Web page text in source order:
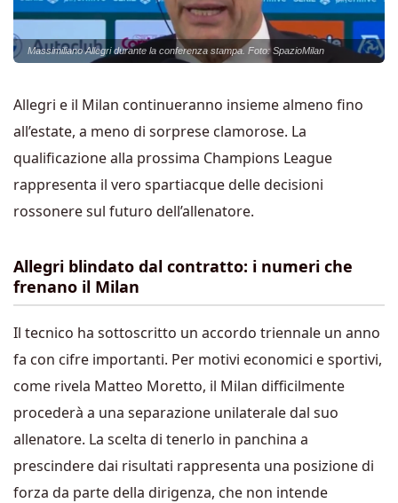
Massimiliano Allegri durante la conferenza stampa. Foto: SpazioMilan
Allegri e il Milan continueranno insieme almeno fino
all’estate, a meno di sorprese clamorose. La
qualificazione alla prossima Champions League
rappresenta il vero spartiacque delle decisioni
rossonere sul futuro dell’allenatore.
Allegri blindato dal contratto: i numeri che
frenano il Milan
Il tecnico ha sottoscritto un accordo triennale un anno
fa con cifre importanti. Per motivi economici e sportivi,
come rivela Matteo Moretto, il Milan difficilmente
procederà a una separazione unilaterale dal suo
allenatore. La scelta di tenerlo in panchina a
prescindere dai risultati rappresenta una posizione di
forza da parte della dirigenza, che non intende